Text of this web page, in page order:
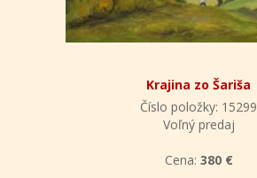
Krajina zo Šariša
Číslo položky: 15299
Voľný predaj
Cena: 380 €